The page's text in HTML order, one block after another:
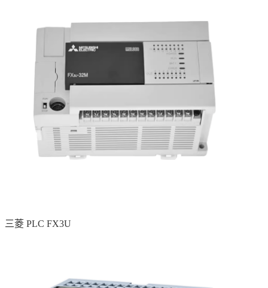
三菱 PLC FX3U